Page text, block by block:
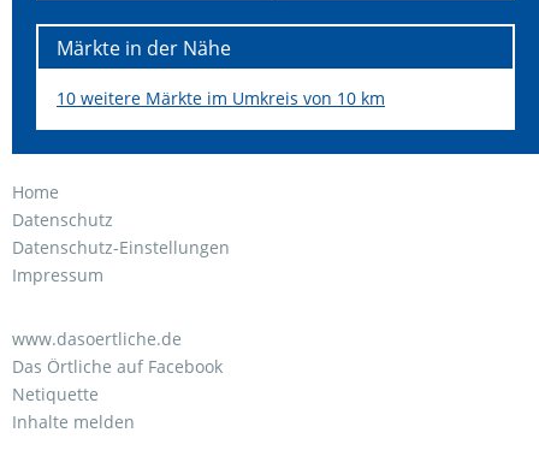
Märkte in der Nähe
10 weitere Märkte im Umkreis von 10 km
Home
Datenschutz
Datenschutz-Einstellungen
Impressum
www.dasoertliche.de
Das Örtliche auf Facebook
Netiquette
Inhalte melden